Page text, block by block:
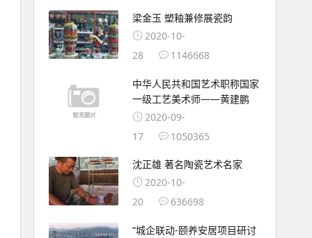
梁金玉 塑釉兼修展瓷韵
2020-10-
28
1146668
中华人民共和国艺术职称国家
一级工艺美术师——黄建鹏
2020-09-
17
1050365
沈正雄 著名陶瓷艺术名家
2020-10-
20
636698
“城企联动-颐养安居项目研讨